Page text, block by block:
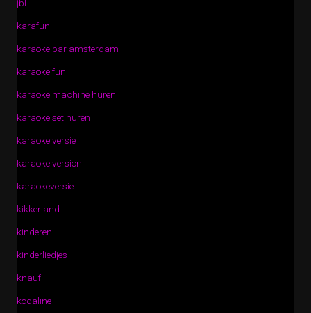
jbl
karafun
karaoke bar amsterdam
karaoke fun
karaoke machine huren
karaoke set huren
karaoke versie
karaoke version
karaokeversie
kikkerland
kinderen
kinderliedjes
knauf
kodaline